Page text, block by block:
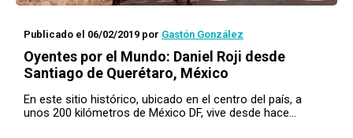
Publicado el 06/02/2019 por Gastón González
Oyentes por el Mundo: Daniel Roji desde
Santiago de Querétaro, México
En este sitio histórico, ubicado en el centro del país, a
unos 200 kilómetros de México DF, vive desde hace…